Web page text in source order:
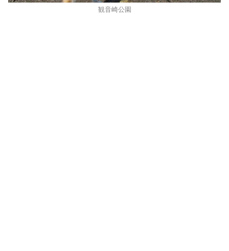
観音崎公園